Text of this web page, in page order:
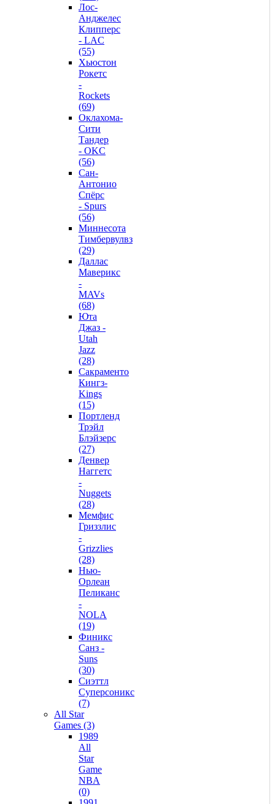
Лос-
Анджелес
Клипперс
- LAC
(55)
Хьюстон
Рокетс
-
Rockets
(69)
Оклахома-
Сити
Тандер
- OKC
(56)
Сан-
Антонио
Спёрс
- Spurs
(56)
Миннесота
Тимбервулвз
(29)
Даллас
Маверикс
-
MAVs
(68)
Юта
Джаз -
Utah
Jazz
(28)
Сакраменто
Кингз-
Kings
(15)
Портленд
Трэйл
Блэйзерс
(27)
Денвер
Наггетс
-
Nuggets
(28)
Мемфис
Гриззлис
-
Grizzlies
(28)
Нью-
Орлеан
Пеликанс
-
NOLA
(19)
Финикс
Санз -
Suns
(30)
Сиэттл
Суперсоникс
(7)
All Star
Games (3)
1989
All
Star
Game
NBA
(0)